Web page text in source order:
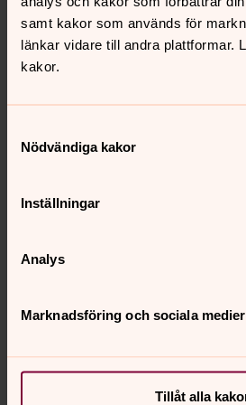
samt kakor som används för
länkar vidare till andra plattformar.
kakor.
Nödvändiga kakor
Inställningar
Analys
Marknadsföring och sociala medier
Tillåt alla
Protokoll från
Protokoll 25 maj 2025
Protokoll 26 maj 2024
Protokoll 28 maj 2023
Protokoll 13 nov 2022